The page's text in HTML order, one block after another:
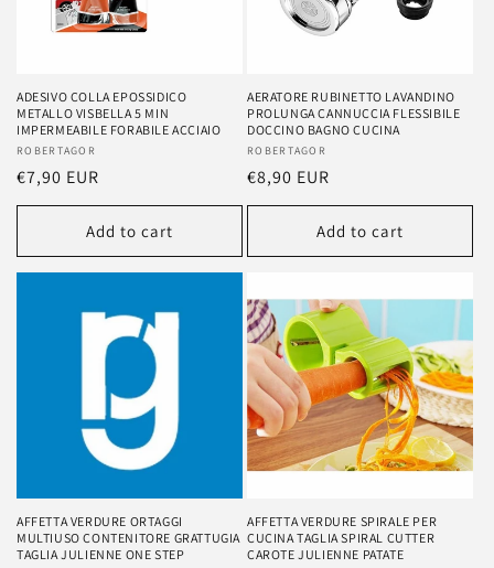
ADESIVO COLLA EPOSSIDICO
METALLO VISBELLA 5 MIN
IMPERMEABILE FORABILE ACCIAIO
Vendor:
ROBERTAGOR
Regular
price
€7,90 EUR
Add to cart
AERATORE RUBINETTO LAVANDINO
PROLUNGA CANNUCCIA FLESSIBILE
DOCCINO BAGNO CUCINA
Vendor:
ROBERTAGOR
Regular
price
€8,90 EUR
Add to cart
AFFETTA VERDURE ORTAGGI
MULTIUSO CONTENITORE GRATTUGIA
TAGLIA JULIENNE ONE STEP
AFFETTA VERDURE SPIRALE PER
CUCINA TAGLIA SPIRAL CUTTER
CAROTE JULIENNE PATATE